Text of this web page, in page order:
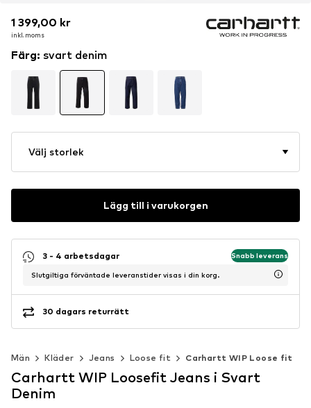
1 399,00 kr
inkl. moms
1 399,00 kr
inkl. moms
Färg: svart denim
Välj storlek
Lägg till i varukorgen
3 - 4 arbetsdagar Snabb leverans
Slutgiltiga förväntade leveranstider visas i din korg.
30 dagars returrätt
Män Kläder Jeans Loose fit Carhartt WIP Loose fit
Carhartt WIP Loosefit Jeans i Svart
Denim